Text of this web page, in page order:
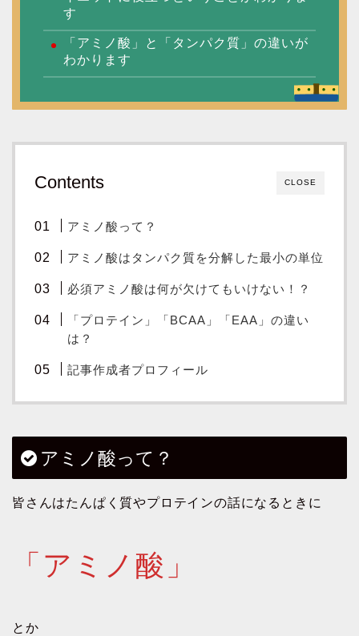
す
「アミノ酸」と「タンパク質」の違いが
わかります
CLOSE
Contents
アミノ酸って？
アミノ酸はタンパク質を分解した最小の単位
必須アミノ酸は何が欠けてもいけない！？
「プロテイン」「BCAA」「EAA」の違い
は？
記事作成者プロフィール
アミノ酸って？
皆さんはたんぱく質やプロテインの話になるときに
「アミノ酸」
とか